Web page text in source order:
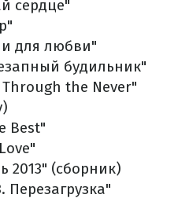
сердце"
для любви"
будильник"
the Never"
Best"
2013" (сборник)
Перезагрузка"